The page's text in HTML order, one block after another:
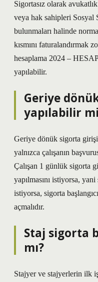
Sigortasız olarak
veya hak sahipleri Sosyal
bulunmaları halinde
kısmını faturalandırmak
hesaplama 2024 –
yapılabilir.
Geriye
yapılabilir
Geriye dönük sigorta
yalnızca çalışanın
Çalışan 1 günlük sigorta
yapılmasını istiyorsa,
istiyorsa, sigorta
açmalıdır.
Staj sigorta
mı?
Stajyer ve stajyerlerin ilk